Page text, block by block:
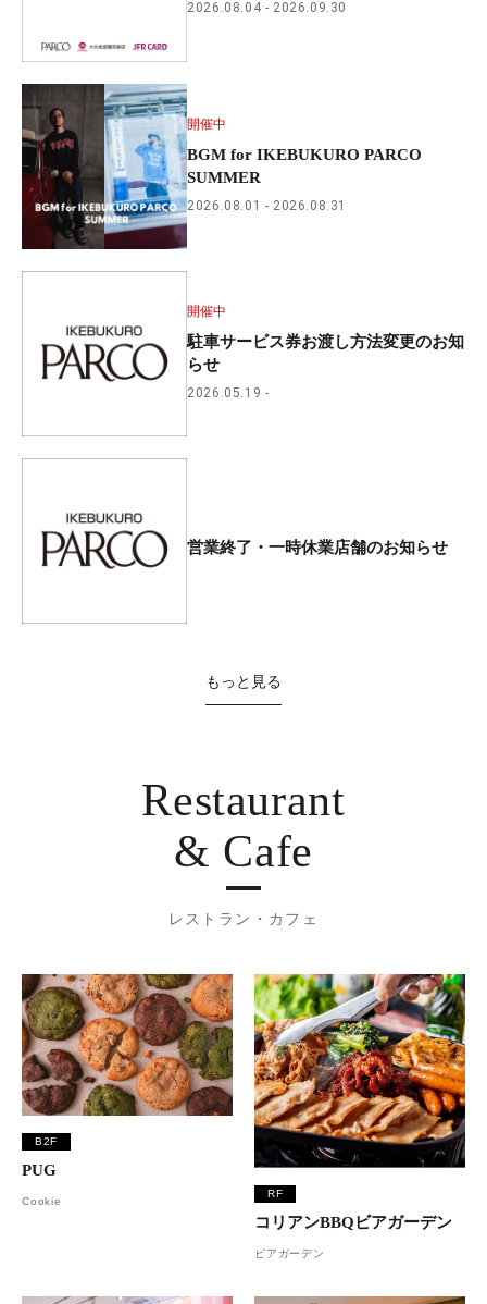
2026.08.04 2026.09.30
開催中
BGM for IKEBUKURO PARCO
SUMMER
2026.08.01 2026.08.31
開催中
駐車サービス券お渡し方法変更のお知
らせ
2026.05.19
営業終了・一時休業店舗のお知らせ
もっと見る
Restaurant
& Cafe
レストラン・カフェ
B2F
PUG
Cookie
RF
コリアンBBQビアガーデン
ビアガーデン